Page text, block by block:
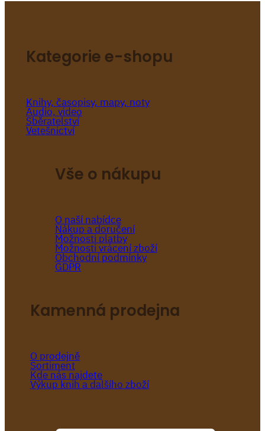
Kategorie e-shopu
Knihy, časopisy, mapy, noty
Audio, video
Sběratelství
Vetešnictví
Vše o nákupu
O naší nabídce
Nákup a doručení
Možnosti platby
Možnosti vrácení zboží
Obchodní podmínky
GDPR
Kamenná prodejna
O prodejně
Sortiment
Kde nás najdete
Výkup knih a dalšího zboží